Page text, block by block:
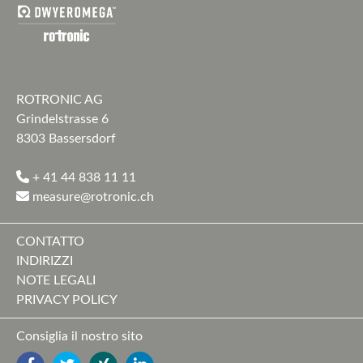
ROTRONIC AG
Grindelstrasse 6
8303 Bassersdorf
+ 41 44 838 11 11
measure@rotronic.ch
CONTATTO
INDIRIZZI
NOTE LEGALI
PRIVACY POLICY
Consiglia il nostro sito